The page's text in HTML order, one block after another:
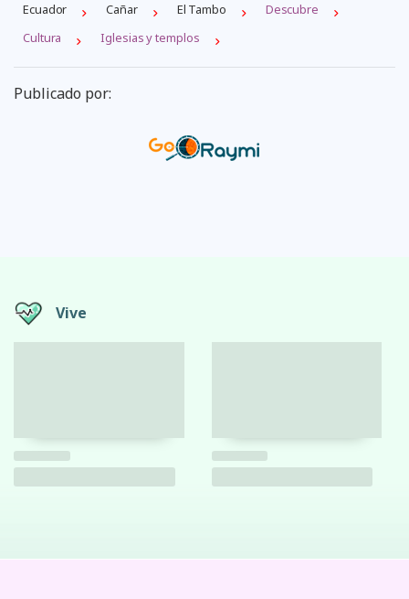
Ecuador Cañar El Tambo
Descubre
Cultura
Iglesias y templos
Publicado por:
Vive